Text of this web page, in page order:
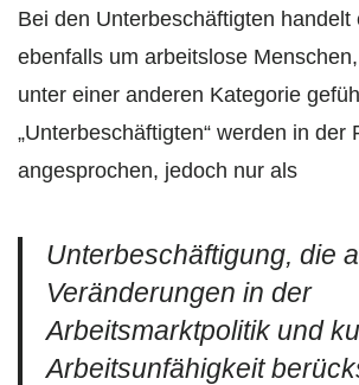
Bei den Unterbeschäftigten handelt
ebenfalls um arbeitslose
unter einer anderen Kategorie
„Unterbeschäftigten“ werden in der
angesprochen, jedoch nur als
Unterbeschäftigung, die
Veränderungen in der
Arbeitsmarktpolitik und
Arbeitsunfähigkeit